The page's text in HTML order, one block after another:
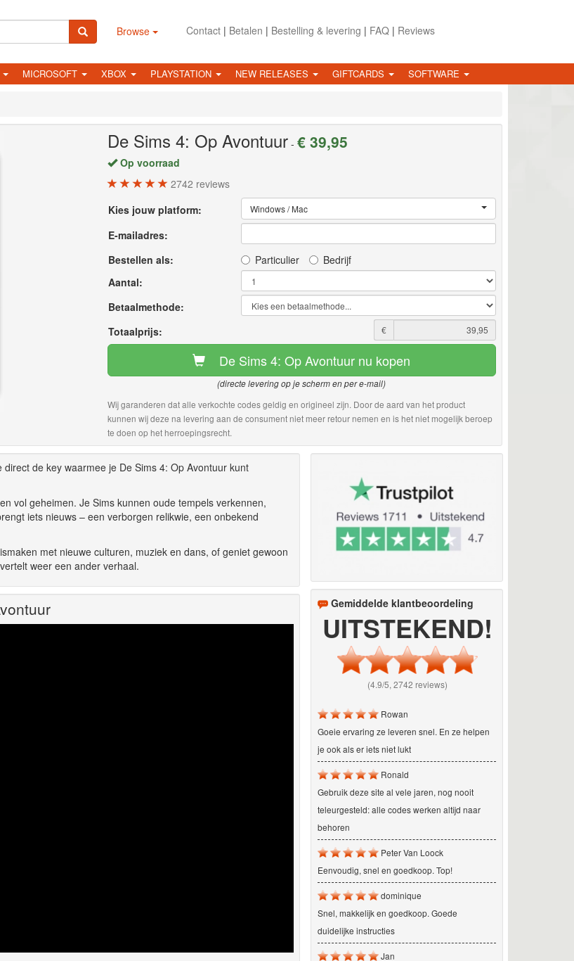
Browse Contact| Betalen | Bestelling & levering | FAQ| Reviews
MICROSOFT XBOX PLAYSTATION NEW RELEASES GIFTCARDS SOFTWARE
De Sims 4: Op Avontuur - € 39,95
Op voorraad
2742 reviews
Kies jouw platform:
Windows / Mac
E-mailadres:
Bestellen als:
Particulier
Bedrijf
Aantal:
Betaalmethode:
Totaalprijs:
€
De Sims 4: Op Avontuur nu kopen
(directe levering op je scherm en per e-mail)
Wij garanderen dat alle verkochte codes geldig en origineel zijn. Door de aard van het product
kunnen wij deze na levering aan de consument niet meer retour nemen en is het niet mogelijk beroep
te doen op het herroepingsrecht.
de key waarmee je De Sims 4: Op Avontuur kunt
vol geheimen. Je Sims kunnen oude tempels verkennen,
iets nieuws – een verborgen relikwie, een onbekend
met nieuwe culturen, muziek en dans, of geniet gewoon
weer een ander verhaal.
Gemiddelde klantbeoordeling
UITSTEKEND!
(4.9/5, 2742 reviews)
Rowan
Goeie ervaring ze leveren snel. En ze helpen
je ook als er iets niet lukt
Ronald
Gebruik deze site al vele jaren, nog nooit
teleurgesteld: alle codes werken altijd naar
behoren
Peter Van Loock
Eenvoudig, snel en goedkoop. Top!
dominique
Snel, makkelijk en goedkoop. Goede
duidelijke instructies
Jan